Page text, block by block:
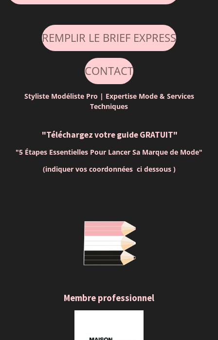
REMPLIR LE BRIEF EXPRESS
CONTACT
Styliste Modéliste Pro | Expertise Mode & Services
Techniques
"Téléchargez votre guide GRATUIT"
"5 Étapes Essentielles Pour Lancer Sa Marque de Mode"
(indiquer vos coordonnées ci dessous )
Membre professionnel